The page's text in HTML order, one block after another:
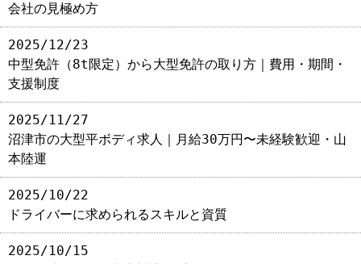
会社の見極め方
2025/12/23
中型免許（8t限定）から大型免許の取り方｜費用・期間・
支援制度
2025/11/27
沼津市の大型平ボディ求人｜月給30万円〜未経験歓迎・山
本陸運
2025/10/22
ドライバーに求められるスキルと資質
2025/10/15